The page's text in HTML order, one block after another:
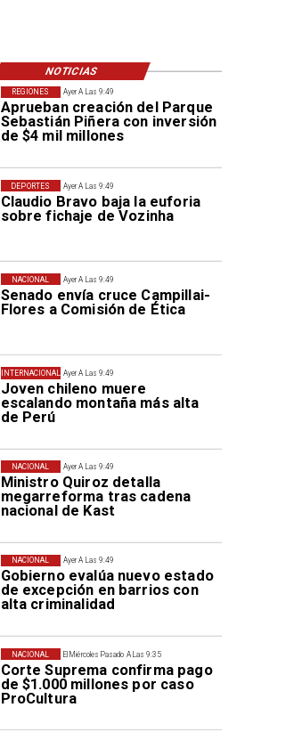
Ayer A Las 9:49
Aprueban creación del Parque
Sebastián Piñera con inversión
de $4 mil millones
REGIONES
Ayer A Las 9:49
Claudio Bravo baja la euforia
sobre fichaje de Vozinha
DEPORTES
Ayer A Las 9:49
Senado envía cruce Campillai-
Flores a Comisión de Ética
NACIONAL
Ayer A Las 9:49
Joven chileno muere
escalando montaña más alta
de Perú
INTERNACIONAL
Ayer A Las 9:49
Ministro Quiroz detalla
megarreforma tras cadena
nacional de Kast
NACIONAL
Ayer A Las 9:49
Gobierno evalúa nuevo estado
de excepción en barrios con
alta criminalidad
NACIONAL
El Miércoles Pasado A Las 9:35
Corte Suprema confirma pago
de $1.000 millones por caso
ProCultura
NACIONAL
NOTICIAS